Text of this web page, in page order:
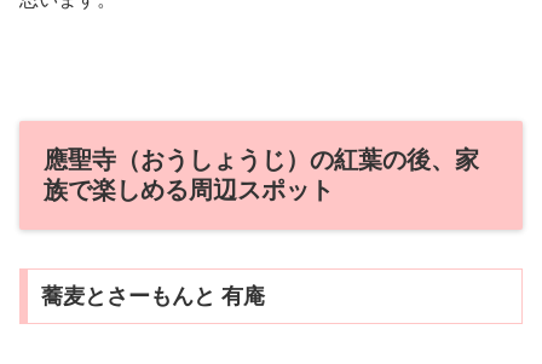
應聖寺（おうしょうじ）の紅葉の後、家
族で楽しめる周辺スポット
蕎麦とさーもんと 有庵